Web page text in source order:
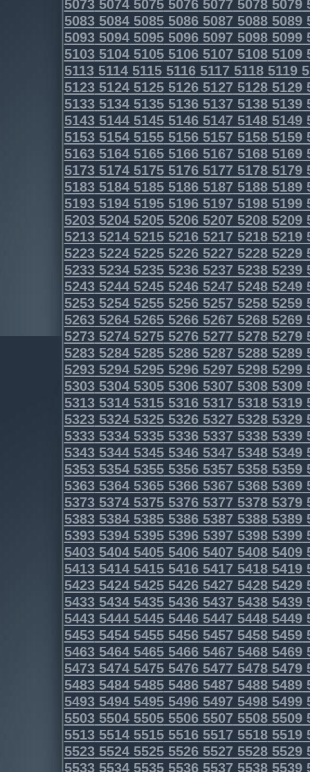
5073507450755076507750785079
5083508450855086508750885089
5093509450955096509750985099
5103510451055106510751085109
5113511451155116511751185119
5123512451255126512751285129
5133513451355136513751385139
5143514451455146514751485149
5153515451555156515751585159
5163516451655166516751685169
5173517451755176517751785179
5183518451855186518751885189
5193519451955196519751985199
5203520452055206520752085209
5213521452155216521752185219
5223522452255226522752285229
5233523452355236523752385239
5243524452455246524752485249
5253525452555256525752585259
5263526452655266526752685269
5273527452755276527752785279
5283528452855286528752885289
5293529452955296529752985299
5303530453055306530753085309
5313531453155316531753185319
5323532453255326532753285329
5333533453355336533753385339
5343534453455346534753485349
5353535453555356535753585359
5363536453655366536753685369
5373537453755376537753785379
5383538453855386538753885389
5393539453955396539753985399
5403540454055406540754085409
5413541454155416541754185419
5423542454255426542754285429
5433543454355436543754385439
5443544454455446544754485449
5453545454555456545754585459
5463546454655466546754685469
5473547454755476547754785479
5483548454855486548754885489
5493549454955496549754985499
5503550455055506550755085509
5513551455155516551755185519
5523552455255526552755285529
5533553455355536553755385539